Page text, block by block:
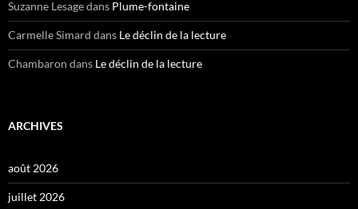
Suzanne Lesagedans Plume-fontaine
Carmelle Simard dans Le déclin de la lecture
Chambaron dans Le déclin de la lecture
ARCHIVES
août 2026
juillet 2026